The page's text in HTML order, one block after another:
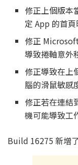
修正上個版本
定 App 的首
修正
導致捲軸意外
修正導致在上
腦的滑鼠敏感
修正若在連結
機可能導致工
Build 16275 新增